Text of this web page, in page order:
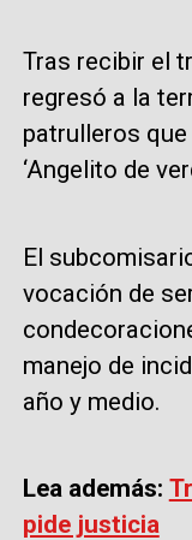
Tras recibir el
regresó a la
patrulleros
‘Angelito de
El
vocación de
manejo de
año y medio.
Lea además:
pide justicia